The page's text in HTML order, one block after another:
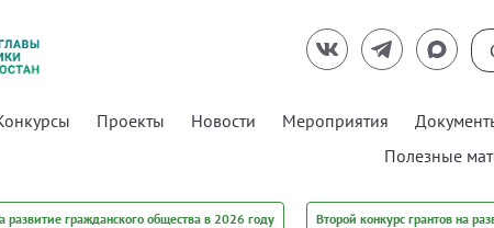
Проекты Новости Мероприятия
Полезные
развитие гражданского общества в 2026 году Второй конкурс грантов на